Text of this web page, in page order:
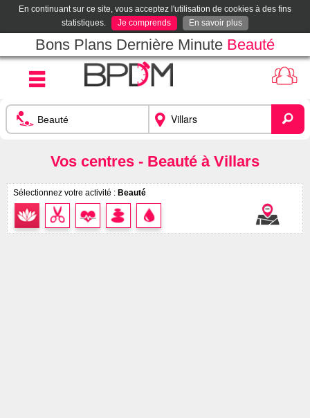
En continuant sur ce site, vous acceptez l'utilisation de cookies à des fins
statistiques.
Je comprends En savoir plus
Bons Plans Dernière Minute Beauté
Vos centres - Beauté à Villars
Sélectionnez votre activité : Beauté